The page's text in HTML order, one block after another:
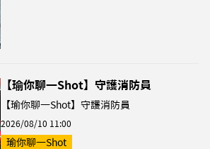
【瑜你聊一Shot】守護消防員
【瑜你聊一Shot】守護消防員
2026/08/10 11:00
瑜你聊一Shot